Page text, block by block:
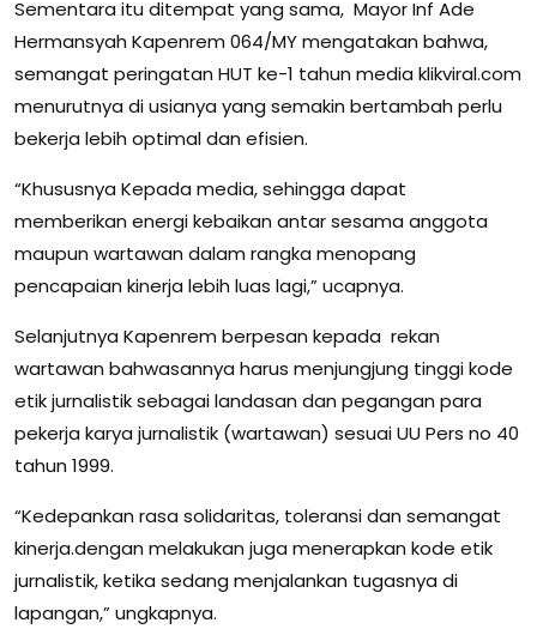
Sementara itu ditempat yang sama, Mayor Inf Ade
Hermansyah Kapenrem 064/MY mengatakan bahwa,
semangat peringatan HUT ke-1 tahun media klikviral.com
menurutnya di usianya yang semakin bertambah perlu
bekerja lebih optimal dan efisien.
“Khususnya Kepada media, sehingga dapat
memberikan energi kebaikan antar sesama anggota
maupun wartawan dalam rangka menopang
pencapaian kinerja lebih luas lagi,” ucapnya.
Selanjutnya Kapenrem berpesan kepada rekan
wartawan bahwasannya harus menjungjung tinggi kode
etik jurnalistik sebagai landasan dan pegangan para
pekerja karya jurnalistik (wartawan) sesuai UU Pers no 40
tahun 1999.
“Kedepankan rasa solidaritas, toleransi dan semangat
kinerja.dengan melakukan juga menerapkan kode etik
jurnalistik, ketika sedang menjalankan tugasnya di
lapangan,” ungkapnya.